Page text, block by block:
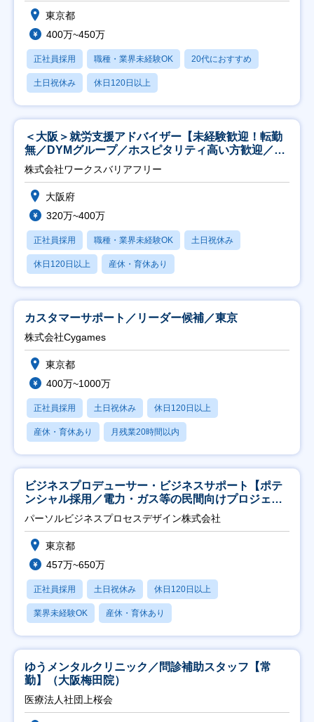
東京都
400万~450万
正社員採用 職種・業界未経験OK 20代におすすめ
土日祝休み 休日120日以上
＜大阪＞就労支援アドバイザー【未経験歓迎！転勤
無／DYMグループ／ホスピタリティ高い方歓迎／土
日祝】
株式会社ワークスバリアフリー
大阪府
320万~400万
正社員採用 職種・業界未経験OK 土日祝休み
休日120日以上 産休・育休あり
カスタマーサポート／リーダー候補／東京
株式会社Cygames
東京都
400万~1000万
正社員採用 土日祝休み 休日120日以上
産休・育休あり 月残業20時間以内
ビジネスプロデューサー・ビジネスサポート【ポテ
ンシャル採用／電力・ガス等の民間向けプロジェク
ト推進】
パーソルビジネスプロセスデザイン株式会社
東京都
457万~650万
正社員採用 土日祝休み 休日120日以上
業界未経験OK 産休・育休あり
ゆうメンタルクリニック／問診補助スタッフ【常
勤】（大阪梅田院）
医療法人社団上桜会